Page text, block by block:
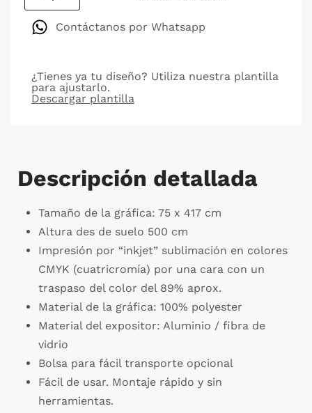
Contáctanos por Whatsapp
¿Tienes ya tu diseño? Utiliza nuestra plantilla
para ajustarlo.
Descargar plantilla
Descripción detallada
Tamaño de la gráfica: 75 x 417 cm
Altura des de suelo 500 cm
Impresión por “inkjet” sublimación en colores
CMYK (cuatricromía) por una cara con un
traspaso del color del 89% aprox.
Material de la gráfica: 100% polyester
Material del expositor: Aluminio / fibra de
vidrio
Bolsa para fácil transporte opcional
Fácil de usar. Montaje rápido y sin
herramientas.